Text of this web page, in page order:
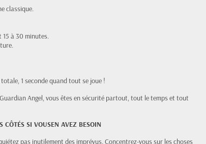
classique.
à 30 minutes.
1 seconde quand tout se joue !
Angel, vous êtes en sécurité partout, tout le temps et tout
SI VOUSEN AVEZ BESOIN
pas inutilement des imprévus. Concentrez-vous sur les choses